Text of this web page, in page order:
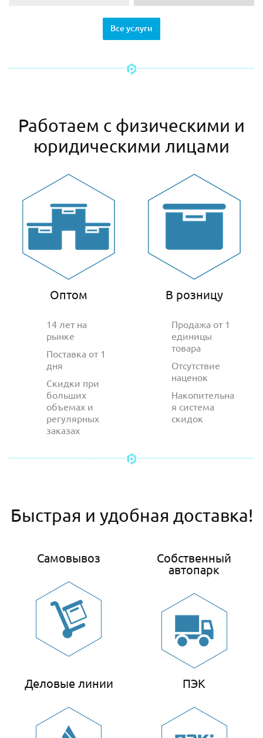
Все услуги
Работаем с физическими и
юридическими лицами
Оптом
14 лет на
рынке
Поставка от 1
дня
Скидки при
больших
объемах и
регулярных
заказах
В розницу
Продажа от 1
единицы
товара
Отсутствие
наценок
Накопительна
я система
скидок
Быстрая и удобная доставка!
Самовывоз
Собственный
автопарк
Деловые линии ПЭК